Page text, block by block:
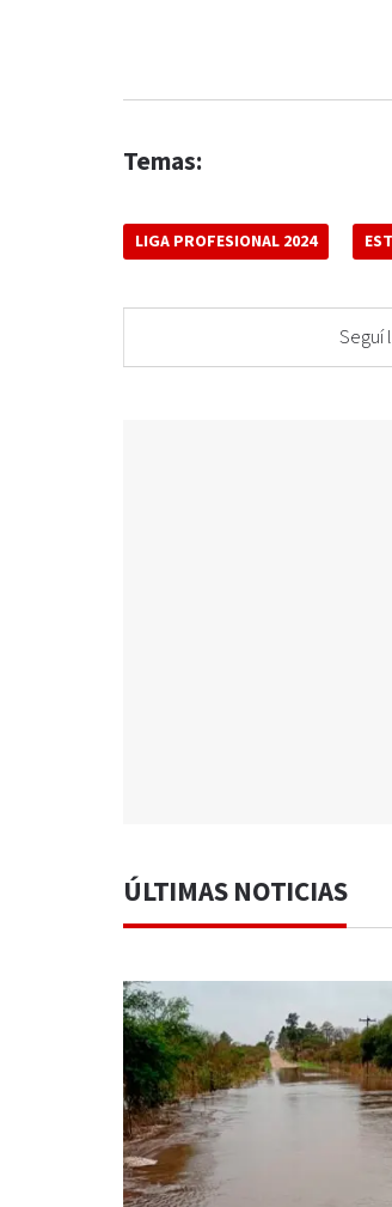
Temas:
LIGA PROFESIONAL 2024
Seguí
ÚLTIMAS NOTICIAS